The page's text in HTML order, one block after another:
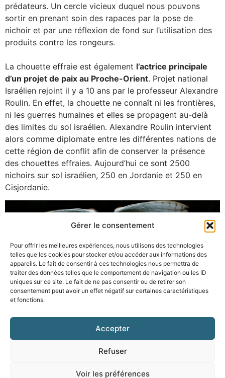
Gérer le consentement
Pour offrir les meilleures expériences, nous utilisons des technologies
telles que les cookies pour stocker et/ou accéder aux informations des
appareils. Le fait de consentir à ces technologies nous permettra de
traiter des données telles que le comportement de navigation ou les ID
uniques sur ce site. Le fait de ne pas consentir ou de retirer son
consentement peut avoir un effet négatif sur certaines caractéristiques
et fonctions.
Accepter
Refuser
Voir les préférences
prédateurs. Un cercle vicieux duquel nous pouvons
sortir en prenant soin des rapaces par la pose de
nichoir et par une réflexion de fond sur l’utilisation des
produits contre les rongeurs.
La chouette effraie est également l’actrice principale
d’un projet de paix au Proche-Orient. Projet national
Israélien rejoint il y a 10 ans par le professeur Alexandre
Roulin. En effet, la chouette ne connaît ni les frontières,
ni les guerres humaines et elles se propagent au-delà
des limites du sol israélien. Alexandre Roulin intervient
alors comme diplomate entre les différentes nations de
cette région de conflit afin de conserver la présence
des chouettes effraies. Aujourd’hui ce sont 2500
nichoirs sur sol israélien, 250 en Jordanie et 250 en
Cisjordanie.
Appelez-nous au 079 3 55 77 99
téléphonique du lundi au vendredi de 9h à 12h15
contact@solidaritepaysans.ch